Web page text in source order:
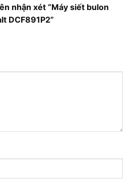
nhận xét “Máy siết bulon
DCF891P2”